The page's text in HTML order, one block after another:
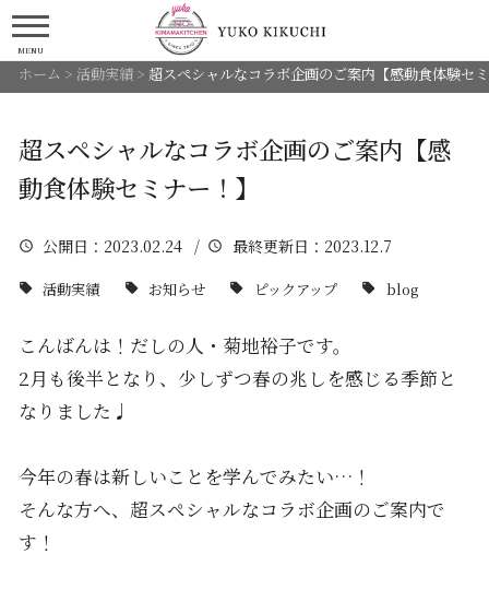
MENU
ホーム > 活動実績> 超スペシャルなコラボ企画のご案内【感動食体験セ
超スペシャルなコラボ企画のご案内【感
動食体験セミナー！】
公開日 ：2023.02.24 / 最終更新日 ：2023.12.7
活動実績 お知らせ ピックアップ blog
こんばんは！だしの人・菊地裕子です。
2月も後半となり、少しずつ春の兆しを感じる季節と
なりました♩
今年の春は新しいことを学んでみたい…！
そんな方へ、超スペシャルなコラボ企画のご案内で
す！